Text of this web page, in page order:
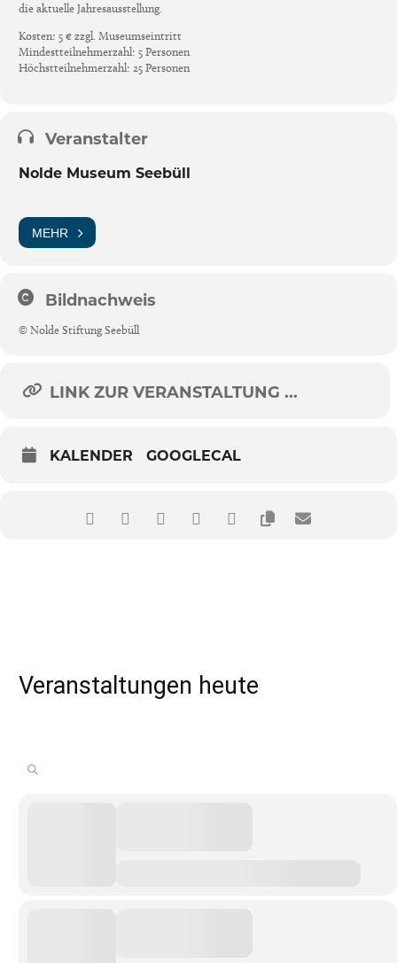
die aktuelle Jahresausstellung.
Kosten: 5 € zzgl. Museumseintritt
Mindestteilnehmerzahl: 5 Personen
Höchstteilnehmerzahl: 25 Personen
Veranstalter
Nolde Museum Seebüll
MEHR
Bildnachweis
© Nolde Stiftung Seebüll
LINK ZUR VERANSTALTUNG ...
KALENDER GOOGLECAL
Veranstaltungen heute